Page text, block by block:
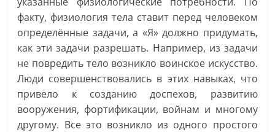
факту, физиология тела ставит перед человеком
определённые задачи, а «Я» должно придумать,
как эти задачи разрешать. Например, из задачи
не повредить тело возникло воинское искусство.
Люди совершенствовались в этих навыках, что
привело к созданию доспехов, развитию
вооружения, фортификации, войнам и многому
другому. Все это возникло из одного простого